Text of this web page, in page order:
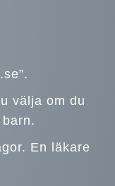
välja om du
En läkare